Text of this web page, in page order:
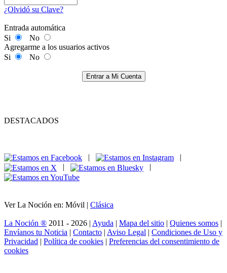
¿Olvidó su Clave?
Entrada automática
Si
No
Agregarme a los usuarios activos
Si
No
Entrar a Mi Cuenta
DESTACADOS
|
|
|
|
Ver La Noción en: Móvil | Clásica
La Noción ® 2011 - 2026 | Ayuda | Mapa del sitio | Quienes somos |
Envíanos tu Noticia | Contacto | Aviso Legal | Condiciones de Uso y
Privacidad | Política de cookies | Preferencias del consentimiento de
cookies